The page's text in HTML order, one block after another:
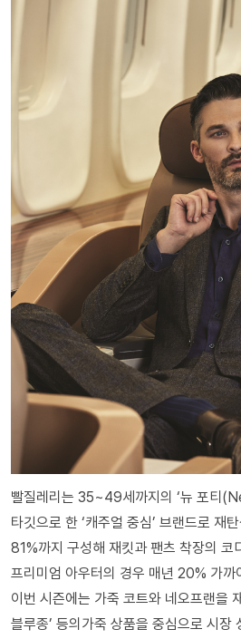
빨질레리는 35~49세까지의 ‘뉴 포티
타깃으로 한 ‘캐주얼 중심’ 브랜드로 재
81%까지 구성해 재킷과 팬츠 착장의 코
프리미엄 아우터의 경우 매년 20% 가까
이번 시즌에는 가죽 코트와 네오프랜을
블루종’ 등의가죽 상품을 중심으로 시장